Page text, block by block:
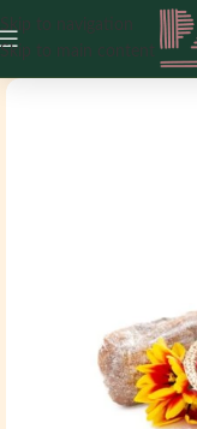
Skip to navigation
Skip to main content